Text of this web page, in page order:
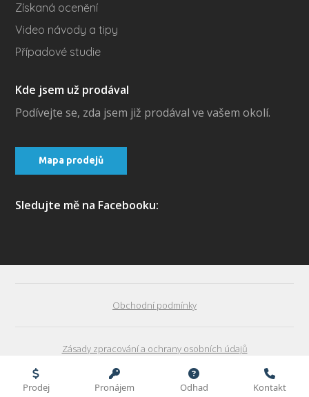
Prodej Pronájem Odhad Kontakt
Získaná ocenění
Video návody a tipy
Případové studie
Kde jsem už prodával
Podívejte se, zda jsem již prodával ve vašem okolí.
Mapa prodejů
Sledujte mě na Facebooku:
Obchodní podmínky
Zásady zpracování a ochrany osobních údajů
David Majer | realitní specialista - Jak prodat v Praze byt